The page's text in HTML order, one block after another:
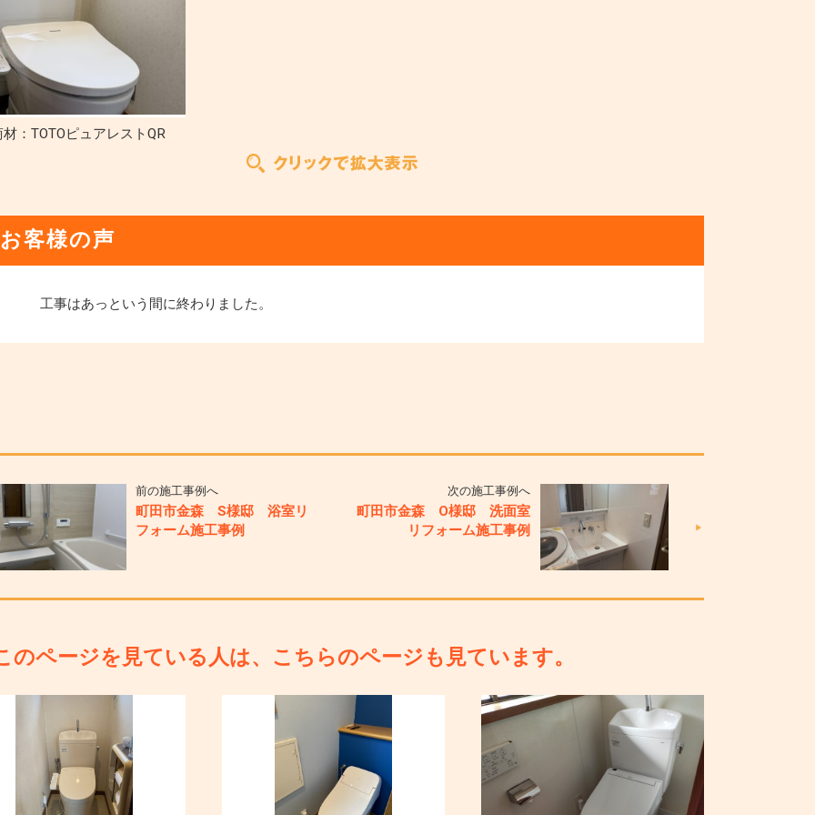
：TOTOピュアレストQR
お客様の声
工事はあっという間に終わりました。
前の施工事例へ
町田市金森 S様邸 浴室リ
フォーム施工事例
次の施工事例へ
町田市金森 O様邸 洗面室
リフォーム施工事例
のページを見ている人は、こちらのページも見ています。